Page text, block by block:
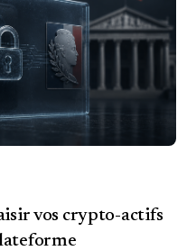
vos crypto-actifs